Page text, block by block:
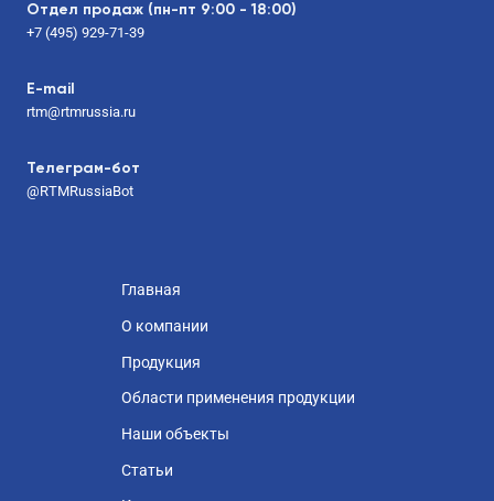
Отдел продаж (пн-пт 9:00 - 18:00)
+7 (495) 929-71-39
E-mail
rtm@rtmrussia.ru
Телеграм-бот
@RTMRussiaBot
Главная
О компании
Продукция
Области применения продукции
Наши объекты
Статьи